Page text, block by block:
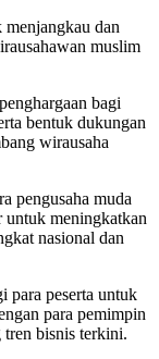
dan
muslim
bagi
bentuk dukungan
wirausaha
pengusaha muda
meningkatkan
nasional dan
para peserta untuk
para pemimpin
tren bisnis terkini.